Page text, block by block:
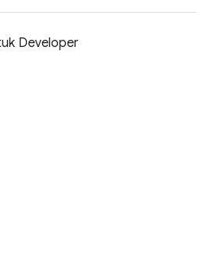
Developer